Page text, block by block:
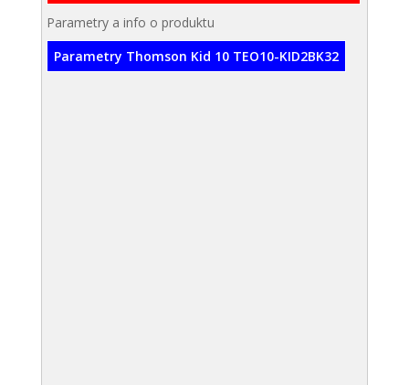
Parametry a info o produktu
Parametry Thomson Kid 10 TEO10-KID2BK32